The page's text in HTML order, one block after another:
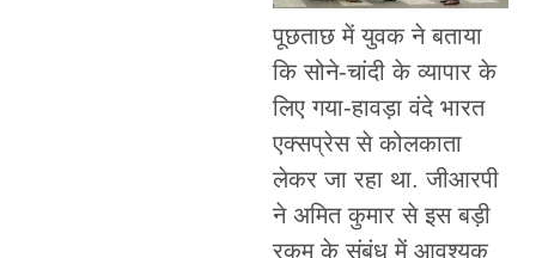
पूछताछ में युवक ने बताया
कि सोने-चांदी के व्यापार के
लिए गया-हावड़ा वंदे भारत
एक्सप्रेस से कोलकाता
लेकर जा रहा था. जीआरपी
ने अमित कुमार से इस बड़ी
रकम के संबंध में आवश्यक